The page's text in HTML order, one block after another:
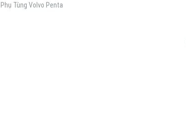
Phụ Tùng Volvo Penta